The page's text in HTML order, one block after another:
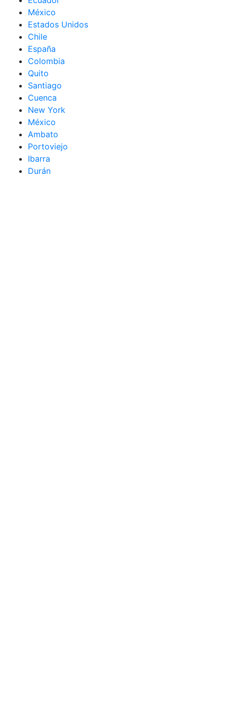
México
Estados Unidos
Chile
España
Colombia
Quito
Santiago
Cuenca
New York
México
Ambato
Portoviejo
Ibarra
Durán